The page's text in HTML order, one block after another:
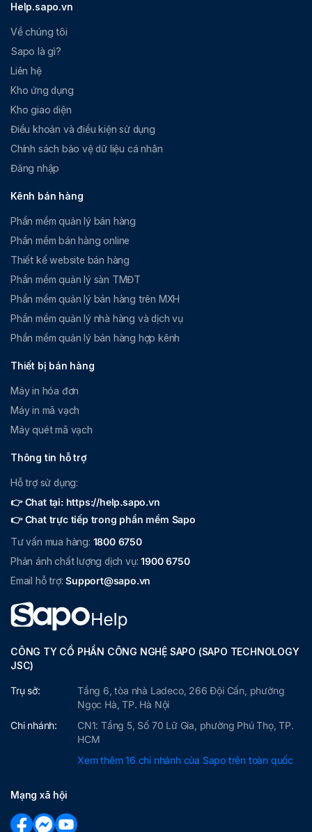
Help.sapo.vn
Về chúng tôi
Sapo là gì?
Liên hệ
Kho ứng dụng
Kho giao diện
Điều khoản và điều kiện sử dụng
Chính sách bảo vệ dữ liệu cá nhân
Đăng nhập
Kênh bán hàng
Phần mềm quản lý bán hàng
Phần mềm bán hàng online
Thiết kế website bán hàng
Phần mềm quản lý sàn TMĐT
Phần mềm quản lý bán hàng trên MXH
Phần mềm quản lý nhà hàng và dịch vụ
Phần mềm quản lý bán hàng hợp kênh
Thiết bị bán hàng
Máy in hóa đơn
Máy in mã vạch
Máy quét mã vạch
Thông tin hỗ trợ
Hỗ trợ sử dụng:
👉 Chat tại: https://help.sapo.vn
👉 Chat trực tiếp trong phần mềm Sapo
Tư vấn mua hàng: 1800 6750
Phản ánh chất lượng dịch vụ:1900 6750
Email hỗ trợ:Support@sapo.vn
CÔNG TY CỔ PHẦN CÔNG NGHỆ SAPO (SAPO TECHNOLOGY
JSC)
Trụ sở:
Tầng 6, tòa nhà Ladeco, 266 Đội Cấn, phường
Ngọc Hà, TP. Hà Nội
Chi nhánh:
CN1: Tầng 5, Số 70 Lữ Gia, phường Phú Thọ, TP.
HCM
Xem thêm 16 chi nhánh của Sapo trên toàn quốc
Mạng xã hội